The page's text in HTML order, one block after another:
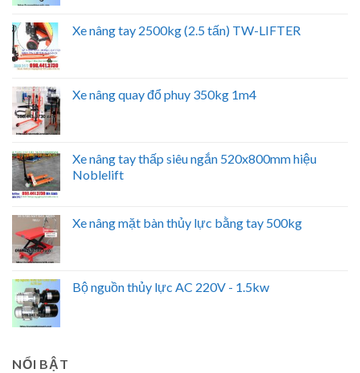
Xe nâng tay 2500kg (2.5 tấn) TW-LIFTER
Xe nâng quay đổ phuy 350kg 1m4
Xe nâng tay thấp siêu ngắn 520x800mm hiệu
Noblelift
Xe nâng mặt bàn thủy lực bằng tay 500kg
Bộ nguồn thủy lực AC 220V - 1.5kw
NỔI BẬT